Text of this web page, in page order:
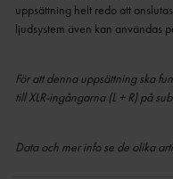
uppsättning helt redo att
ljudsystem även kan användas
För att denna uppsättning ska
till XLR-ingångarna (L + R) på
Data och mer info se de olika